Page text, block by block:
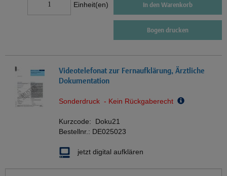
Einheit(en) In den Warenkorb
Bogen drucken
Videotelefonat zur Fernaufklärung, Ärztliche
Dokumentation
Sonderdruck - Kein Rückgaberecht
Kurzcode: Doku21
Bestellnr.: DE025023
jetzt digital aufklären